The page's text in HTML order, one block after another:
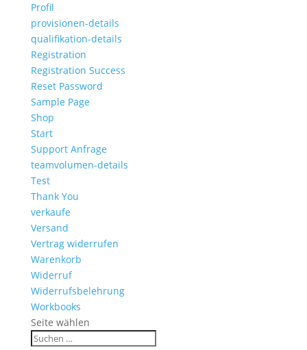
Profil
provisionen-details
qualifikation-details
Registration
Registration Success
Reset Password
Sample Page
Shop
Start
Support Anfrage
teamvolumen-details
Test
Thank You
verkaufe
Versand
Vertrag widerrufen
Warenkorb
Widerruf
Widerrufsbelehrung
Workbooks
Seite wählen